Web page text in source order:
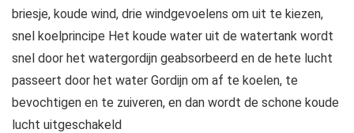
briesje, koude wind, drie windgevoelens om uit te kiezen,
snel koelprincipe Het koude water uit de watertank wordt
snel door het watergordijn geabsorbeerd en de hete lucht
passeert door het water Gordijn om af te koelen, te
bevochtigen en te zuiveren, en dan wordt de schone koude
lucht uitgeschakeld